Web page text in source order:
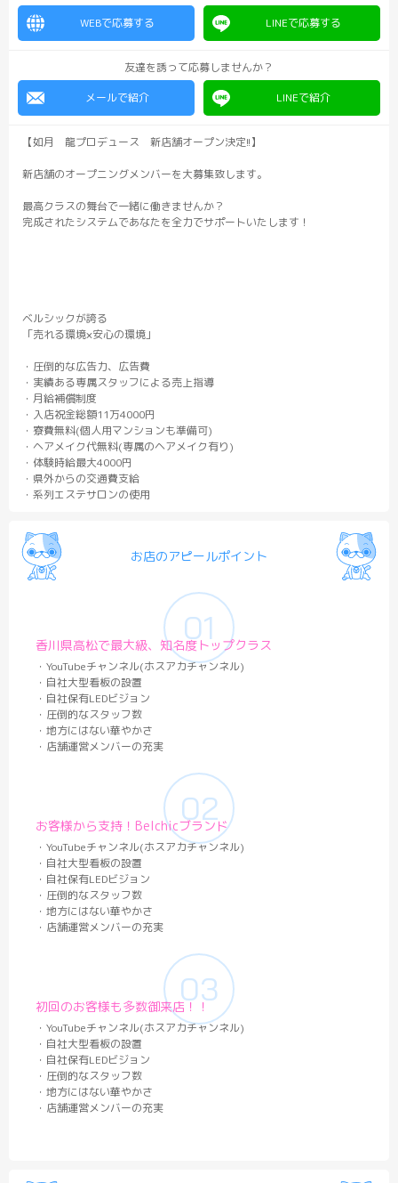
WEBで応募する LINEで応募する
友達を誘って応募しませんか？
メールで紹介
LINEで紹介
【如月 龍プロデュース 新店舗オープン決定!!】
新店舗のオープニングメンバーを大募集致します。
最高クラスの舞台で一緒に働きませんか？
完成されたシステムであなたを全力でサポートいたします！
ベルシックが誇る
「売れる環境×安心の環境」
・圧倒的な広告力、広告費
・実績ある専属スタッフによる売上指導
・月給補償制度
・入店祝金総額11万4000円
・寮費無料(個人用マンションも準備可)
・ヘアメイク代無料(専属のヘアメイク有り)
・体験時給最大4000円
・県外からの交通費支給
・系列エステサロンの使用
お店のアピールポイント
香川県高松で最大級、知名度トップクラス
・YouTubeチャンネル(ホスアカチャンネル)
・自社大型看板の設置
・自社保有LEDビジョン
・圧倒的なスタッフ数
・地方にはない華やかさ
・店舗運営メンバーの充実
お客様から支持！Belchicブランド
・YouTubeチャンネル(ホスアカチャンネル)
・自社大型看板の設置
・自社保有LEDビジョン
・圧倒的なスタッフ数
・地方にはない華やかさ
・店舗運営メンバーの充実
初回のお客様も多数御来店！！
・YouTubeチャンネル(ホスアカチャンネル)
・自社大型看板の設置
・自社保有LEDビジョン
・圧倒的なスタッフ数
・地方にはない華やかさ
・店舗運営メンバーの充実